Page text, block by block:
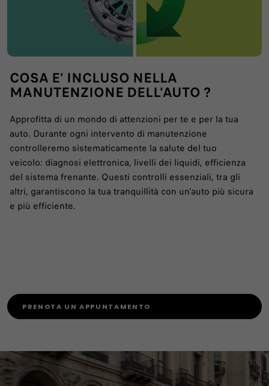
COSA E’ INCLUSO NELLA
MANUTENZIONE DELL'AUTO ?​
Approfitta di un mondo di attenzioni per te e per la tua
auto. Durante ogni intervento di manutenzione
controlleremo sistematicamente la salute del tuo
veicolo: diagnosi elettronica, livelli dei liquidi, efficienza
del sistema frenante. Questi controlli essenziali, tra gli
altri, garantiscono la tua tranquillità con un’auto più sicura
e più efficiente.
PRENOTA UN APPUNTAMENTO